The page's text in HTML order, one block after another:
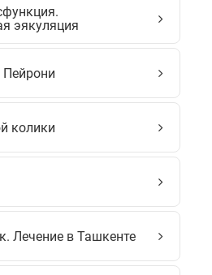
эякуляция
Пейрони
колики
Лечение в Ташкенте